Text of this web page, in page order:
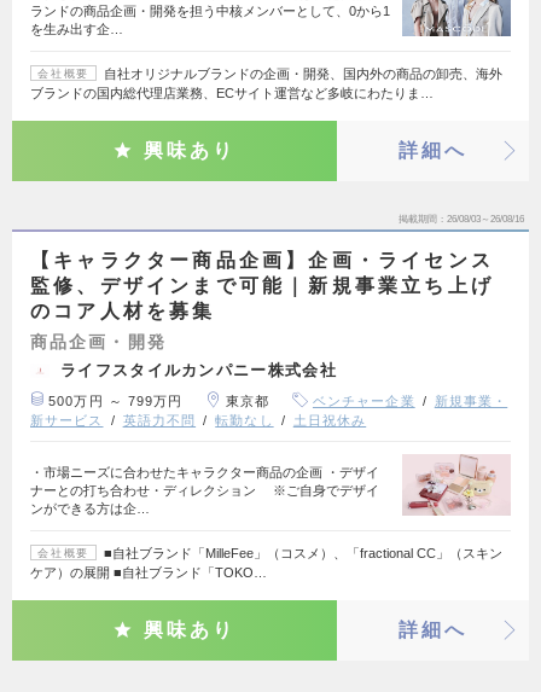
ランドの商品企画・開発を担う中核メンバーとして、0から1
を生み出す企…
会社概要
自社オリジナルブランドの企画・開発、国内外の商品の卸売、海外
ブランドの国内総代理店業務、ECサイト運営など多岐にわたりま…
興味あり 詳細へ
掲載期間 26/08/03～26/08/16
【キャラクター商品企画】企画・ライセンス
監修、デザインまで可能｜新規事業立ち上げ
のコア人材を募集
商品企画・開発
ライフスタイルカンパニー株式会社
500万円 ～ 799万円 東京都 ベンチャー企業
新規事業・
新サービス
英語力不問 転勤なし 土日祝休み
・市場ニーズに合わせたキャラクター商品の企画 ・デザイ
ナーとの打ち合わせ・ディレクション ※ご自身でデザイ
ンができる方は企…
会社概要
■自社ブランド「MilleFee」（コスメ）、「fractional CC」（スキン
ケア）の展開 ■自社ブランド「TOKO…
興味あり 詳細へ